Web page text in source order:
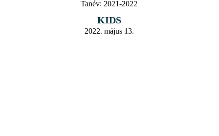
Tanév: 2021-2022
KIDS
2022. május 13.